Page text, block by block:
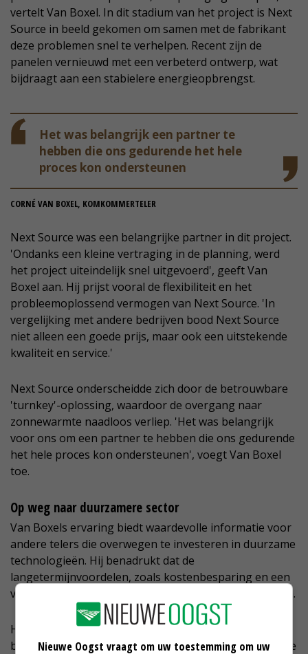
vertelt Van Boxel. In dit stadium van het project is Next
Source in beeld gekomen om samen met de fabrikant
deze problemen snel te verhelpen. Recent zijn de
panelen vernieuwd met een verbeterd ontwerp, wat
bijdraagt aan een stabielere energieopbrengst.
Het was belangrijk een partner te
hebben die ons gedurende het hele
proces kon ondersteunen
CORNÉ VAN BOXEL, KOMKOMMERTELER
Next Source was een belangrijke partner in dit project.
'Ondanks een kleine vertraging in de planning, werd
het project uiteindelijk snel uitgevoerd', geeft Van
Boxel aan. Hij prijst vooral de flexibiliteit en het
probleemoplossend vermogen van Next Source. 'In
vergelijking met andere bedrijven bood Next Source
niet alleen een goede prijs, maar ook een uitstekende
kwaliteit en service.'
Next Source onderscheidde zich door de betrouwbare
'turnkey'-oplossing, waardoor de overgang naar
zonnewarmte naadloos verliep. 'Het was belangrijk
voor ons om een partner te hebben die ons gedurende
het hele proces kon ondersteunen', voegt Van Boxel
toe.
Op weg naar duurzamere sector
Van Boxels ervaring biedt waardevolle informatie voor
andere telers die overwegen te investeren in duurzame
technologieën. Hij benadrukt dat de
langetermijnvoordelen, zoals kostenbesparing en een
verbeterd imago, de initiële investering rechtvaardigen.
Het verhaal van deze ondernemer onderstreept het
belang van innovatie in de glastuinbouwsector. Door te
Nieuwe Oogst vraagt om uw toestemming om uw